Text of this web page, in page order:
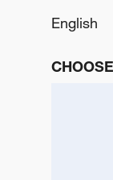
English